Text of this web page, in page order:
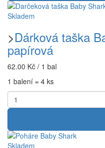
Skladem
>Dárková taška
papírová
62.00 Kč / 1 bal
1 balení = 4 ks
Skladem